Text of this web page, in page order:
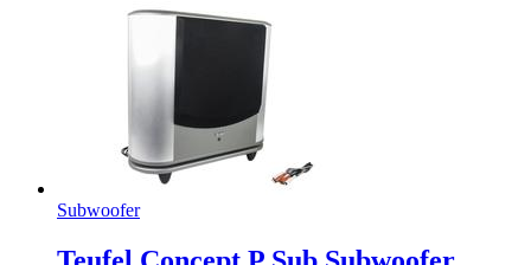
Subwoofer